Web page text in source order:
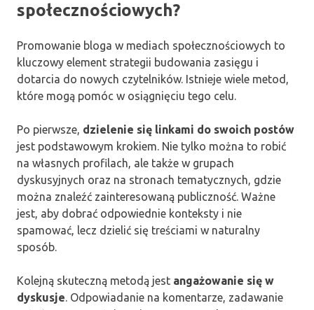
społecznościowych?
Promowanie bloga w mediach społecznościowych to
kluczowy element strategii budowania zasięgu i
dotarcia do nowych czytelników. Istnieje wiele metod,
które mogą pomóc w osiągnięciu tego celu.
Po pierwsze, dzielenie się linkami do swoich postów
jest podstawowym krokiem. Nie tylko można to robić
na własnych profilach, ale także w grupach
dyskusyjnych oraz na stronach tematycznych, gdzie
można znaleźć zainteresowaną publiczność. Ważne
jest, aby dobrać odpowiednie konteksty i nie
spamować, lecz dzielić się treściami w naturalny
sposób.
Kolejną skuteczną metodą jest angażowanie się w
dyskusje. Odpowiadanie na komentarze, zadawanie